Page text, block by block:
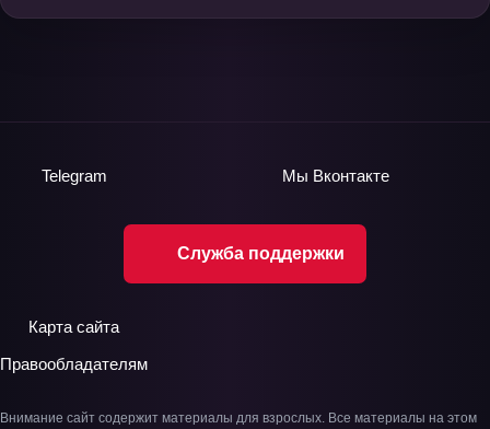
Служба поддержки
Telegram Мы Вконтакте
Карта сайта
Правообладателям
Внимание сайт содержит материалы для взрослых. Все материалы на этом